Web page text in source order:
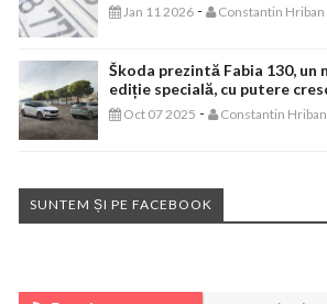
Jan 11 2026 - Constantin Hriban
Škoda prezintă Fabia 130, un
ediție specială, cu putere
Oct 07 2025 - Constantin Hriban
SUNTEM ȘI PE FACEBOOK